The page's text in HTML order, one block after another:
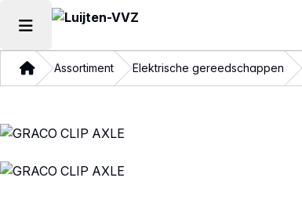
Hoofdmenu openen
ThuisAssortiment Elektrische gereedschappen